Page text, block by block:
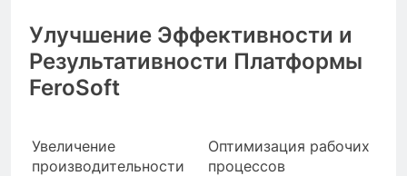
Улучшение Эффективности и
Результативности Платформы
FeroSoft
Увеличение
производительности
Оптимизация рабочих
процессов